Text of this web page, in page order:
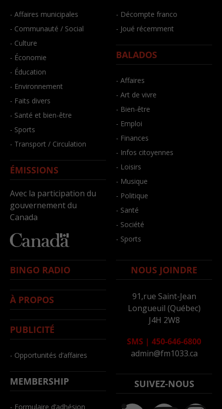
- Affaires municipales
- Communauté / Social
- Culture
- Économie
- Éducation
- Environnement
- Faits divers
- Santé et bien-être
- Sports
- Transport / Circulation
ÉMISSIONS
Avec la participation du
gouvernement du
Canada
- Décompte franco
- Joué récemment
BALADOS
- Affaires
- Art de vivre
- Bien-être
- Emploi
- Finances
- Infos citoyennes
- Loisirs
- Musique
- Politique
- Santé
- Société
- Sports
BINGO RADIO
À PROPOS
PUBLICITÉ
- Opportunités d’affaires
MEMBERSHIP
- Formulaire d’adhésion
NOUS JOINDRE
91,rue Saint-Jean
Longueuil (Québec)
J4H 2W8
SMS | 450-646-6800
admin@fm1033.ca
SUIVEZ-NOUS